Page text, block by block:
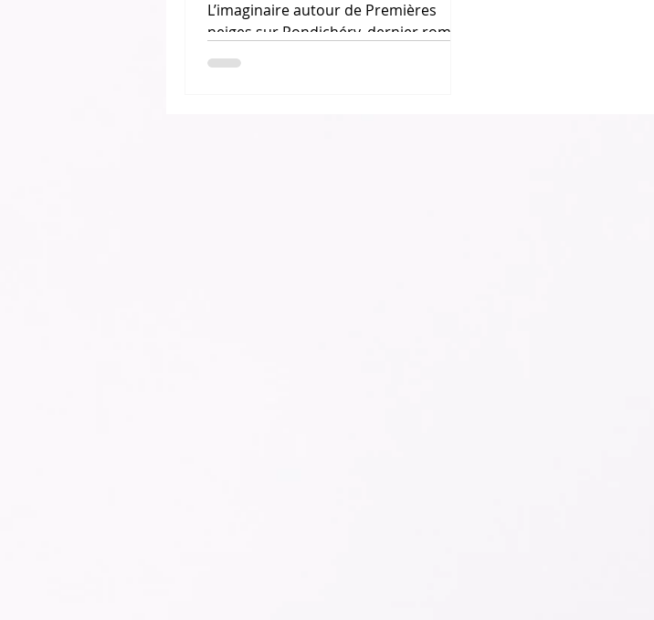
L’imaginaire autour de Premières
neiges sur Pondichéry, dernier roman
d’Hubert Haddad publié aux Éditions